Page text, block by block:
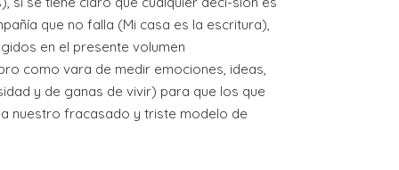
que no falla (Mi casa es la escritura),
en el presente volumen
como vara de medir emociones, ideas,
y de ganas de vivir) para que los que
nuestro fracasado y triste modelo de